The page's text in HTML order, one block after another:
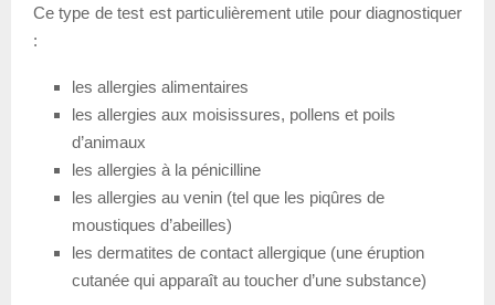
Ce type de test est particulièrement utile pour diagnostiquer
:
les allergies alimentaires
les allergies aux moisissures, pollens et poils
d’animaux
les allergies à la pénicilline
les allergies au venin (tel que les piqûres de
moustiques d’abeilles)
les dermatites de contact allergique (une éruption
cutanée qui apparaît au toucher d’une substance)